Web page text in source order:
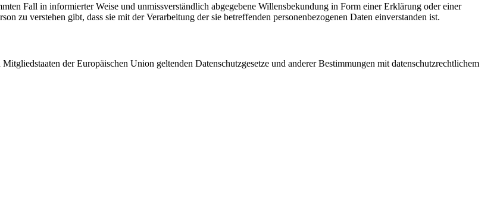
Fall in informierter Weise und unmissverständlich abgegebene Willensbekundung in Form einer Erklärung oder einer
zu verstehen gibt, dass sie mit der Verarbeitung der sie betreffenden personenbezogenen Daten einverstanden ist.
der Europäischen Union geltenden Datenschutzgesetze und anderer Bestimmungen mit datenschutzrechtlichem